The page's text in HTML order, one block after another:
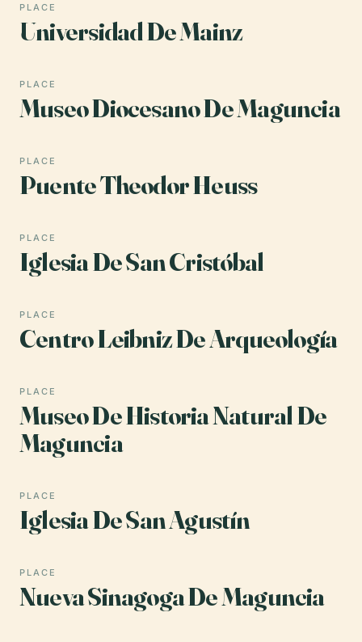
PLACE
Universidad De Mainz
PLACE
Museo Diocesano De Maguncia
PLACE
Puente Theodor Heuss
PLACE
Iglesia De San Cristóbal
PLACE
Centro Leibniz De Arqueología
PLACE
Museo De Historia Natural De
Maguncia
PLACE
Iglesia De San Agustín
PLACE
Nueva Sinagoga De Maguncia